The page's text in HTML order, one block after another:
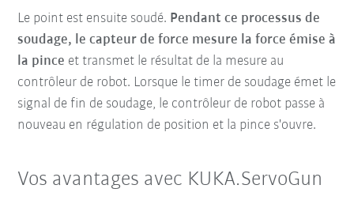
Le point est ensuite soudé. Pendant ce processus de
soudage, le capteur de force mesure la force émise à
la pince et transmet le résultat de la mesure au
contrôleur de robot. Lorsque le timer de soudage émet le
signal de fin de soudage, le contrôleur de robot passe à
nouveau en régulation de position et la pince s'ouvre.
Vos avantages avec KUKA.ServoGun